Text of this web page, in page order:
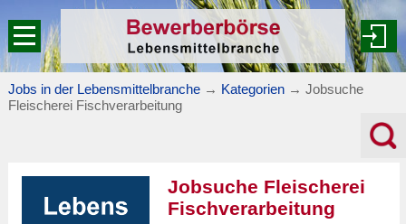
Jobs in der Lebensmittelbranche → Kategorien → Jobsuche
Fleischerei Fischverarbeitung
Jobsuche Fleischerei
Fischverarbeitung